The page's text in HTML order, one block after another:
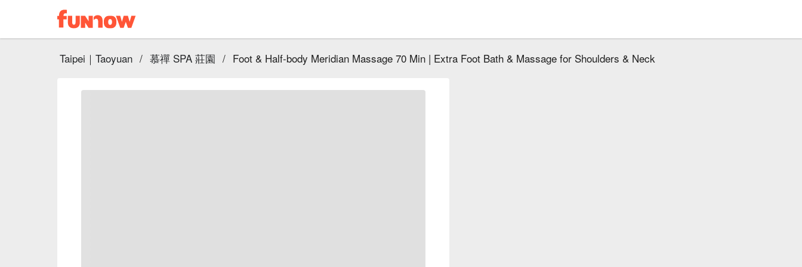
Taipei｜Taoyuan / 慕禪 SPA 莊園 / Foot & Half-body Meridian Massage 70 Min | Extra Foot Bath & Massage for Shoulders & Neck